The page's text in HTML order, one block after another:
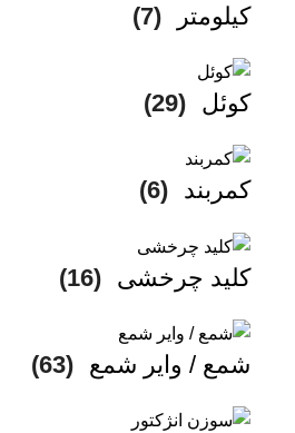
کیلومتر (7)
کوئل (29)
کمربند (6)
کلید چرخشی (16)
شمع / وایر شمع (63)